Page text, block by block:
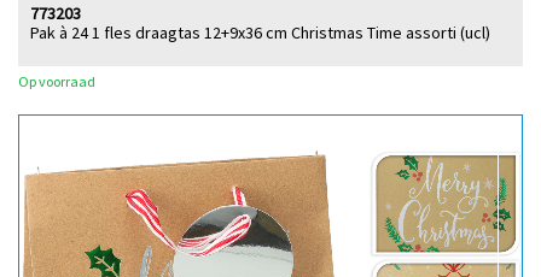
Pak à 24 1 fles draagtas 12+9x36 cm Christmas Time assorti (ucl)
773203
Op voorraad